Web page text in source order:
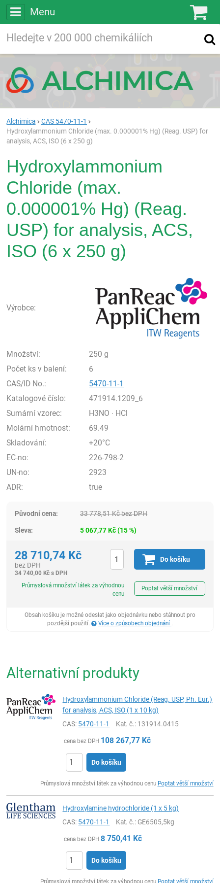
Menu
Vyhledávání
Alchimica
CAS 5470-11-1
Hydroxylammonium Chloride (max. 0.000001% Hg) (Reag. USP) for
analysis, ACS, ISO (6 x 250 g)
Hydroxylammonium
Chloride (max.
0.000001% Hg) (Reag.
USP) for analysis, ACS,
ISO (6 x 250 g)
Výrobce:
Množství:
250 g
Počet ks v balení:
6
CAS/ID No.:
5470-11-1
Katalogové číslo:
471914.1209_6
Sumární vzorec:
H3NO · HCl
Molární hmotnost:
69.49
Skladování:
+20°C
EC-no:
226-798-2
UN-no:
2923
ADR:
true
Původní cena: 33 778,51Kčbez DPH
Sleva: 5 067,77Kč(15%)
28 710,74 Kč
bez DPH
34 740,00 Kč s DPH
Do košíku
Průmyslová množství látek za výhodnou
cenu
Poptat větší množství
Obsah košíku je možné odeslat jako objednávku nebo stáhnout pro
pozdější použití.
Více o způsobech objednání
Alternativní produkty
Hydroxylammonium Chloride (Reag. USP, Ph. Eur.)
for analysis, ACS, ISO (1 x 10 kg)
CAS: 5470-11-1 Kat. č.: 131914.0415
cena bez DPH 108 267,77 Kč
Do košíku
Průmyslová množství látek za výhodnou cenu Poptat větší množství
Hydroxylamine hydrochloride (1 x 5 kg)
CAS: 5470-11-1 Kat. č.: GE6505,5kg
cena bez DPH 8 750,41 Kč
Do košíku
Průmyslová množství látek za výhodnou cenu Poptat větší množství